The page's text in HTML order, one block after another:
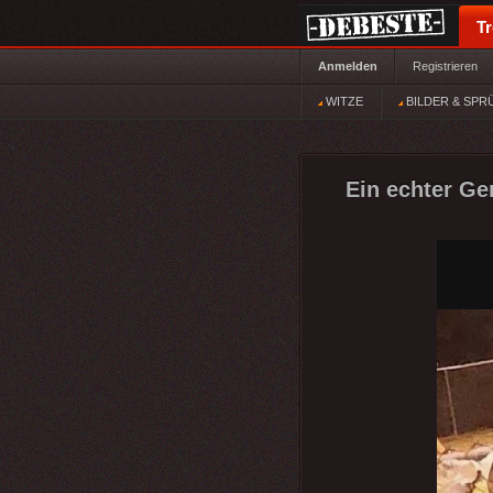
Anmelden Registrieren
WITZE BILDER &
Ein echter